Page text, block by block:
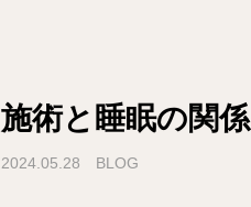
施術と睡眠の関係
2024.05.28 BLOG